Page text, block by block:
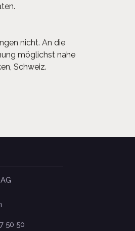
nicht. An die
möglichst nahe
Schweiz.
50 50